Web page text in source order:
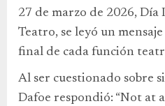
27 de marzo de 2026,
Teatro, se leyó un
final de cada función
Al ser cuestionado sobre
Dafoe respondió: “Not at